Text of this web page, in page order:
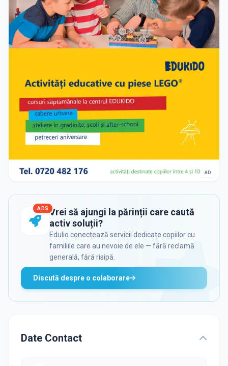
AD
ADS Vrei să ajungi la părinții care caută
activ soluții?
Edulio conectează servicii dedicate copiilor cu
familiile care au nevoie de ele — fără reclamă
generală, fără risipă.
Discută despre o colaborare
Date Contact